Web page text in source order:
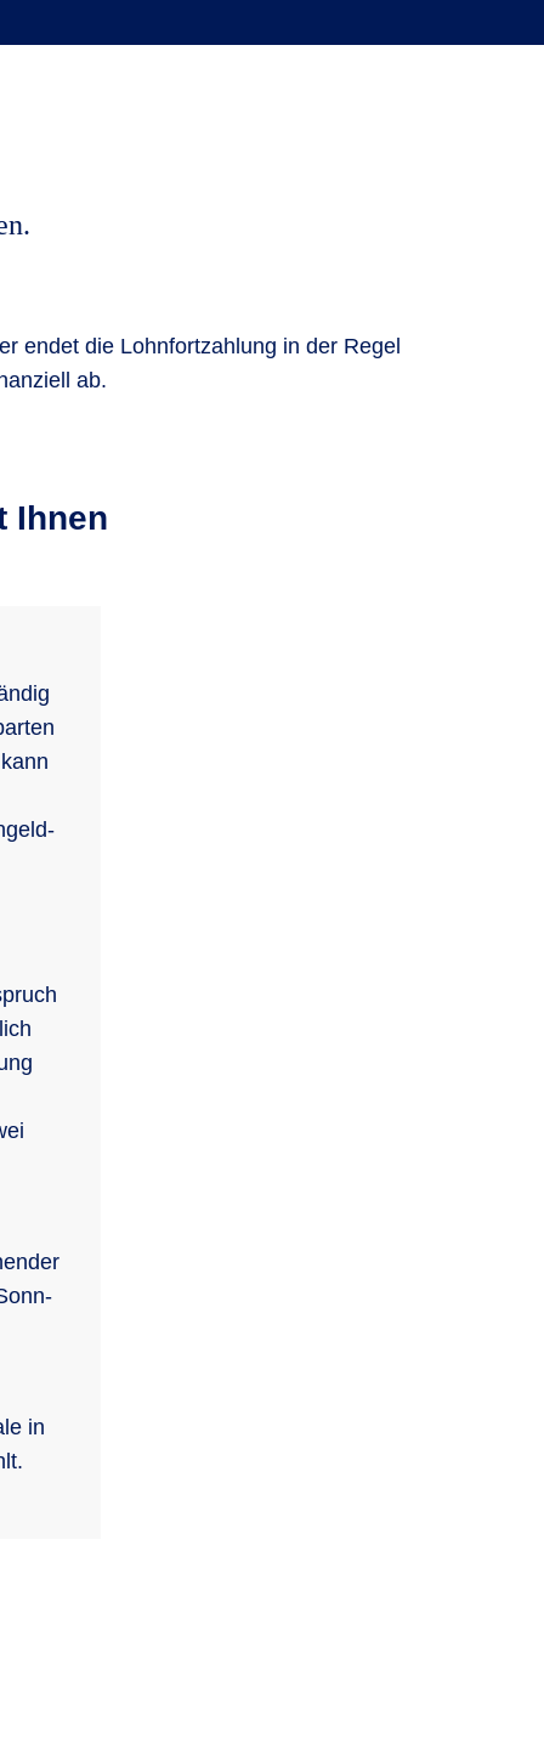
endet die Lohnfortzahlung in der Regel
ab.
Ihnen
in